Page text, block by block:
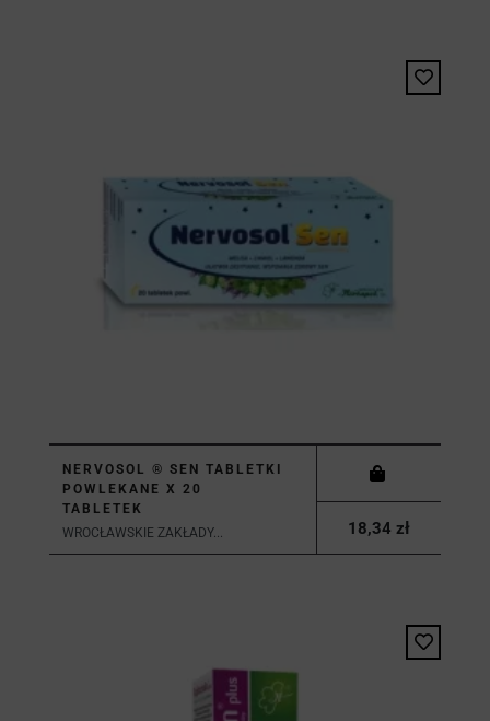
NERVOSOL ® SEN TABLETKI
POWLEKANE X 20
TABLETEK
WROCŁAWSKIE ZAKŁADY...
18,34 zł